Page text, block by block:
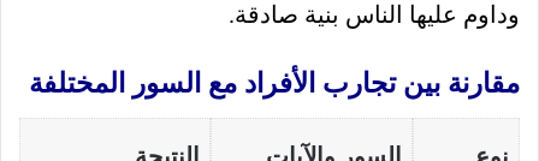
وداوم عليها الناس بنية صادقة.
مقارنة بين تجارب الأفراد مع السور المختلفة
نوع
السور والآيات
النتيجة